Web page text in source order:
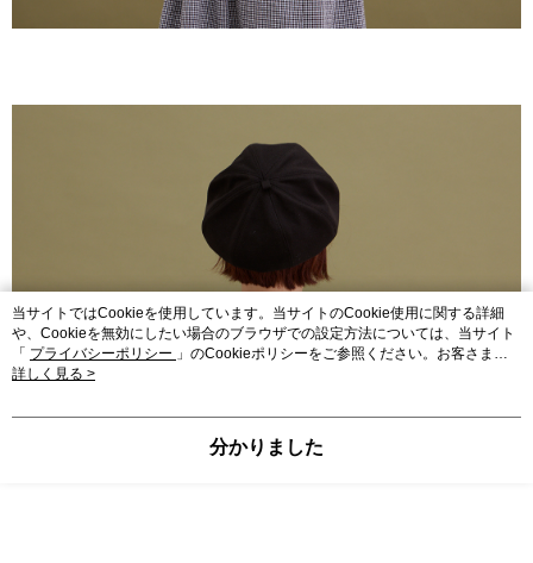
当サイトではCookieを使用しています。当サイトのCookie使用に関する詳細
や、Cookieを無効にしたい場合のブラウザでの設定方法については、当サイト
「 プライバシーポリシー 」のCookieポリシーをご参照ください。お客さま
が、当サイトを引き続き使用される場合、当社がサイト利用規約のCookieポリ
詳しく見る >
分かりました